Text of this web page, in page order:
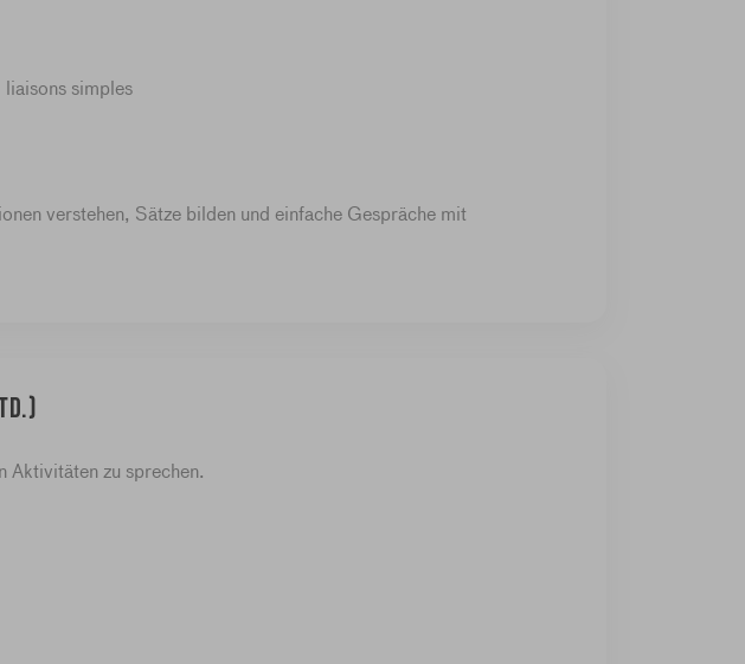
liaisons simples
verstehen, Sätze bilden und einfache Gespräche mit
Aktivitäten zu sprechen.